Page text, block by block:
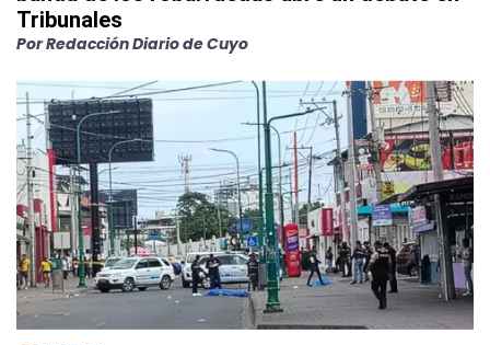
Tribunales
Por Redacción Diario de Cuyo